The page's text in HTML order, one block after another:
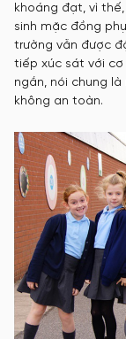
khoáng đạt, vì
sinh mặc đồng
trường vẫn được
tiếp xúc sát với
ngắn, nói chung
không an toàn.